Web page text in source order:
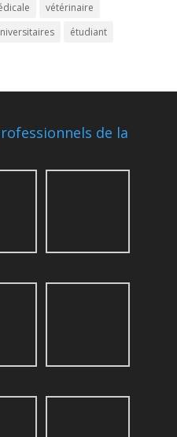
vétérinaire
étudiant
de la